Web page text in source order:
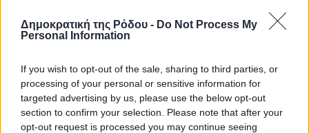
Δημοκρατική της Ρόδου - Do Not Process My
Personal Information
If you wish to opt-out of the sale, sharing to third parties, or
processing of your personal or sensitive information for
targeted advertising by us, please use the below opt-out
section to confirm your selection. Please note that after your
opt-out request is processed you may continue seeing
Τριήμερο εξόδου: Πάνω από 129.000 επιβάτες
αναχωρούν από Πειραιά, Ραφήνα και Λαύριο
Τι αλλάζει το χωροταξικό στις τουριστικές επενδύσεις
Τοπικές Ειδήσεις• πριν 3 ώρες